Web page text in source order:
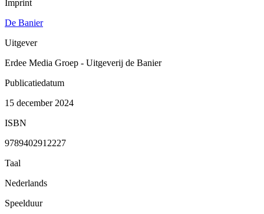
Imprint
De Banier
Uitgever
Erdee Media Groep - Uitgeverij de Banier
Publicatiedatum
15 december 2024
ISBN
9789402912227
Taal
Nederlands
Speelduur